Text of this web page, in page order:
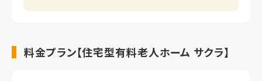
料金プラン【住宅型有料老人ホーム サクラ】